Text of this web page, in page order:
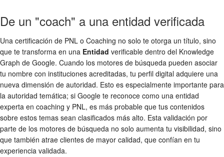
De un "coach" a una entidad verificada
Una certificación de PNL o Coaching no solo te otorga un título, sino
que te transforma en una Entidad verificable dentro del Knowledge
Graph de Google. Cuando los motores de búsqueda pueden asociar
tu nombre con instituciones acreditadas, tu perfil digital adquiere una
nueva dimensión de autoridad. Esto es especialmente importante para
la autoridad temática; si Google te reconoce como una entidad
experta en coaching y PNL, es más probable que tus contenidos
sobre estos temas sean clasificados más alto. Esta validación por
parte de los motores de búsqueda no solo aumenta tu visibilidad, sino
que también atrae clientes de mayor calidad, que confían en tu
experiencia validada.